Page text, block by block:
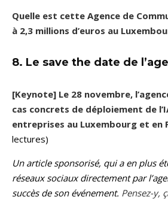
Quelle est cette Agence de
à 2,3 millions d’euros au
8. Le save the date de
[Keynote] Le 28 novembre,
cas concrets de déploiement de
entreprises au Luxembourg et en
lectures)
Un article sponsorisé, qui a en plus
réseaux sociaux directement par
succès de son événement. Pensez-y,